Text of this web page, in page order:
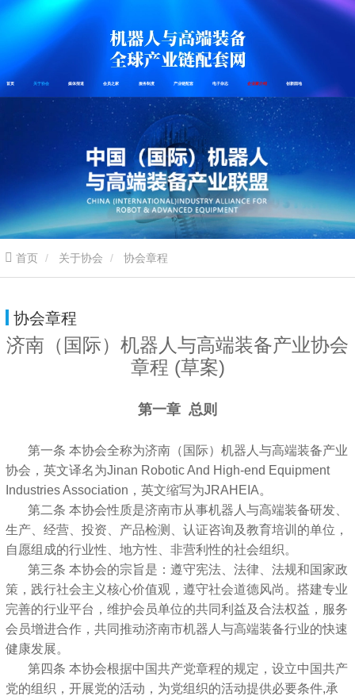
首页 关于协会 媒体报道 会员之家 服务制度 产业链配套 电子杂志 企业家介绍 创新园地
首页 关于协会 协会章程
协会章程
济南（国际）机器人与高端装备产业协会
章程 (草案)
第一章 总则
第一条 本协会全称为济南（国际）机器人与高端装备产业
协会，英文译名为Jinan Robotic And High-end Equipment
Industries Association，英文缩写为JRAHEIA。
第二条 本协会性质是济南市从事机器人与高端装备研发、
生产、经营、投资、产品检测、认证咨询及教育培训的单位，
自愿组成的行业性、地方性、非营利性的社会组织。
第三条 本协会的宗旨是：遵守宪法、法律、法规和国家政
策，践行社会主义核心价值观，遵守社会道德风尚。搭建专业
完善的行业平台，维护会员单位的共同利益及合法权益，服务
会员增进合作，共同推动济南市机器人与高端装备行业的快速
健康发展。
第四条 本协会根据中国共产党章程的规定，设立中国共产
党的组织，开展党的活动，为党组织的活动提供必要条件,承